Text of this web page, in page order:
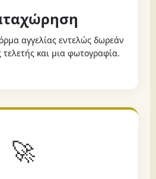
αγγελίας εντελώς δωρεάν
τελετής και μια φωτογραφία.
🚀